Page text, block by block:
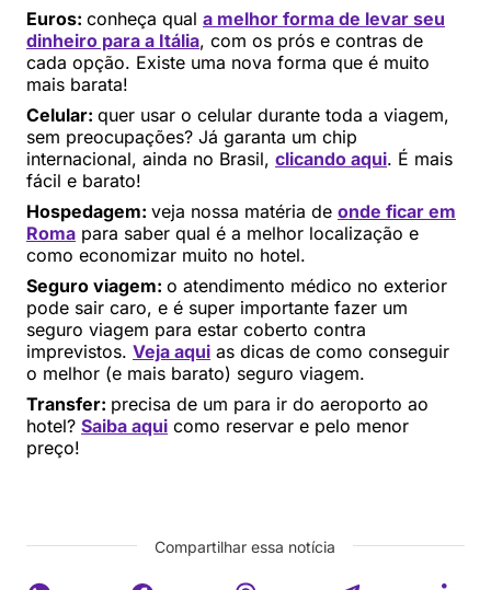
Euros: conheça qual a melhor forma de levar seu
dinheiro para a Itália, com os prós e contras de
cada opção. Existe uma nova forma que é muito
mais barata!
Celular: quer usar o celular durante toda a viagem,
sem preocupações? Já garanta um chip
internacional, ainda no Brasil, clicando aqui. É mais
fácil e barato!
Hospedagem: veja nossa matéria de onde ficar em
Roma para saber qual é a melhor localização e
como economizar muito no hotel.
Seguro viagem: o atendimento médico no exterior
pode sair caro, e é super importante fazer um
seguro viagem para estar coberto contra
imprevistos. Veja aqui as dicas de como conseguir
o melhor (e mais barato) seguro viagem.
Transfer: precisa de um para ir do aeroporto ao
hotel? Saiba aqui como reservar e pelo menor
preço!
Compartilhar essa notícia